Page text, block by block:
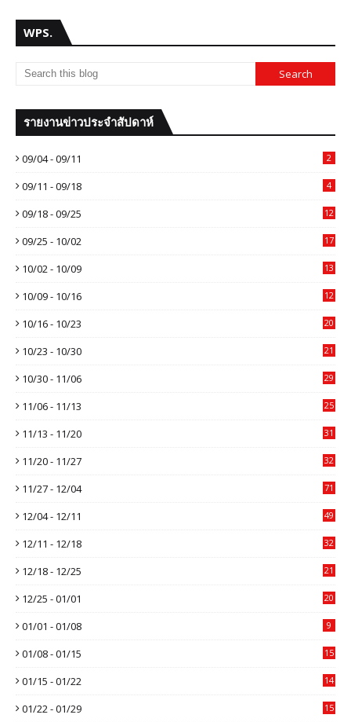
WPS.
รายงานข่าวประจำสัปดาห์
09/04 - 09/11 2
09/11 - 09/18 4
09/18 - 09/25 12
09/25 - 10/02 17
10/02 - 10/09 13
10/09 - 10/16 12
10/16 - 10/23 20
10/23 - 10/30 21
10/30 - 11/06 29
11/06 - 11/13 25
11/13 - 11/20 31
11/20 - 11/27 32
11/27 - 12/04 71
12/04 - 12/11 49
12/11 - 12/18 32
12/18 - 12/25 21
12/25 - 01/01 20
01/01 - 01/08 9
01/08 - 01/15 15
01/15 - 01/22 14
01/22 - 01/29 15